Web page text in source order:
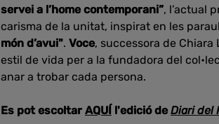
servei a l’home contemporani”, l’actual
carisma de la unitat, inspirat en les
món d’avui". Voce, successora de
estil de vida per a la fundadora del
anar a trobar cada persona.
Es pot escoltar AQUÍ l'edició deDiari del